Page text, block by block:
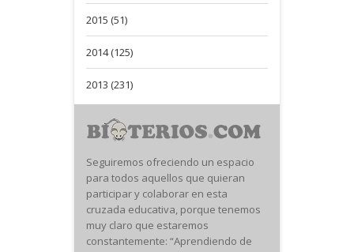
2015 (51)
2014 (125)
2013 (231)
Seguiremos ofreciendo un espacio
para todos aquellos que quieran
participar y colaborar en esta
cruzada educativa, porque tenemos
muy claro que estaremos
constantemente: “Aprendiendo de